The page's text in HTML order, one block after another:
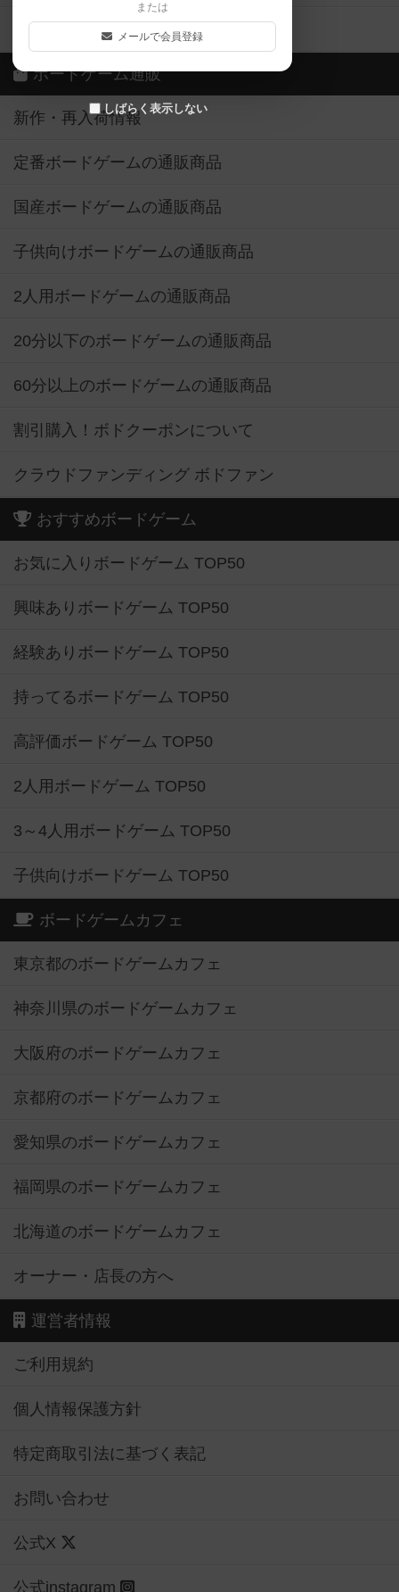
または
メールで会員登録
しばらく表示しない
ボドゲーマご利用案内
ボードゲーム通販
新作・再入荷情報
定番ボードゲームの通販商品
国産ボードゲームの通販商品
子供向けボードゲームの通販商品
2人用ボードゲームの通販商品
20分以下のボードゲームの通販商品
60分以上のボードゲームの通販商品
割引購入！ボドクーポンについて
クラウドファンディング ボドファン
おすすめボードゲーム
お気に入りボードゲーム TOP50
興味ありボードゲーム TOP50
経験ありボードゲーム TOP50
持ってるボードゲーム TOP50
高評価ボードゲーム TOP50
2人用ボードゲーム TOP50
3～4人用ボードゲーム TOP50
子供向けボードゲーム TOP50
ボードゲームカフェ
東京都のボードゲームカフェ
神奈川県のボードゲームカフェ
大阪府のボードゲームカフェ
京都府のボードゲームカフェ
愛知県のボードゲームカフェ
福岡県のボードゲームカフェ
北海道のボードゲームカフェ
オーナー・店長の方へ
運営者情報
ご利用規約
個人情報保護方針
特定商取引法に基づく表記
お問い合わせ
公式X
公式instagram